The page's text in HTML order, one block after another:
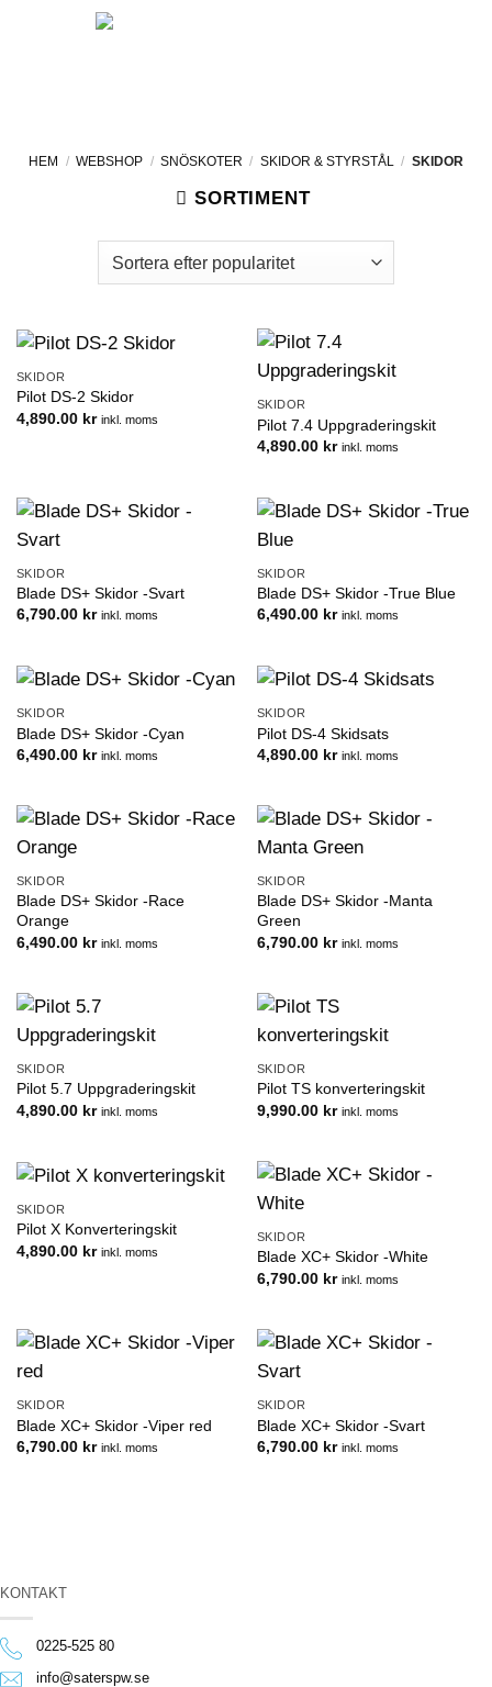
HEM / WEBSHOP / SNÖSKOTER / SKIDOR & STYRSTÅL / SKIDOR
SORTIMENT
SKIDOR
Pilot DS-2 Skidor
4,890.00 kr inkl. moms
SKIDOR
Pilot 7.4 Uppgraderingskit
4,890.00 kr inkl. moms
SKIDOR
Blade DS+ Skidor -Svart
6,790.00 kr inkl. moms
SKIDOR
Blade DS+ Skidor -True Blue
6,490.00 kr inkl. moms
SKIDOR
Blade DS+ Skidor -Cyan
6,490.00 kr inkl. moms
SKIDOR
Pilot DS-4 Skidsats
4,890.00 kr inkl. moms
SKIDOR
Blade DS+ Skidor -Race
Orange
6,490.00 kr inkl. moms
SKIDOR
Blade DS+ Skidor -Manta
Green
6,790.00 kr inkl. moms
SKIDOR
Pilot 5.7 Uppgraderingskit
4,890.00 kr inkl. moms
SKIDOR
Pilot TS konverteringskit
9,990.00 kr inkl. moms
SKIDOR
Pilot X Konverteringskit
4,890.00 kr inkl. moms
SKIDOR
Blade XC+ Skidor -White
6,790.00 kr inkl. moms
SKIDOR
Blade XC+ Skidor -Viper red
6,790.00 kr inkl. moms
SKIDOR
Blade XC+ Skidor -Svart
6,790.00 kr inkl. moms
KONTAKT
0225-525 80
info@saterspw.se